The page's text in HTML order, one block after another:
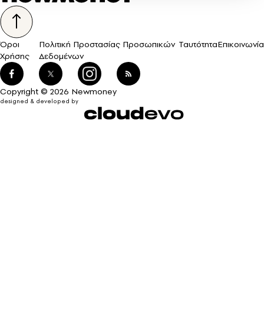
Όροι
Χρήσης
Πολιτική Προστασίας Προσωπικών
Δεδομένων
ΤαυτότηταΕπικοινωνία
Copyright © 2026 Newmoney
designed & developed by